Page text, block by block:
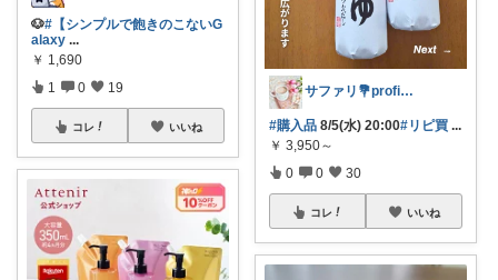
🐶#【シンプルで飽きのこないG
alaxy ...
￥ 1,690
1 0 19
コレ いいね
サファリ‎💐profileにてお礼
#購入品 8/5(水) 20:00#リピ買 ...
￥ 3,950～
0 0 30
コレ いいね